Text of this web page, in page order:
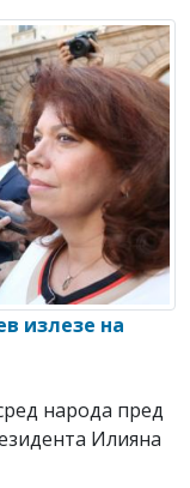
излезе на
народа пред
Илияна